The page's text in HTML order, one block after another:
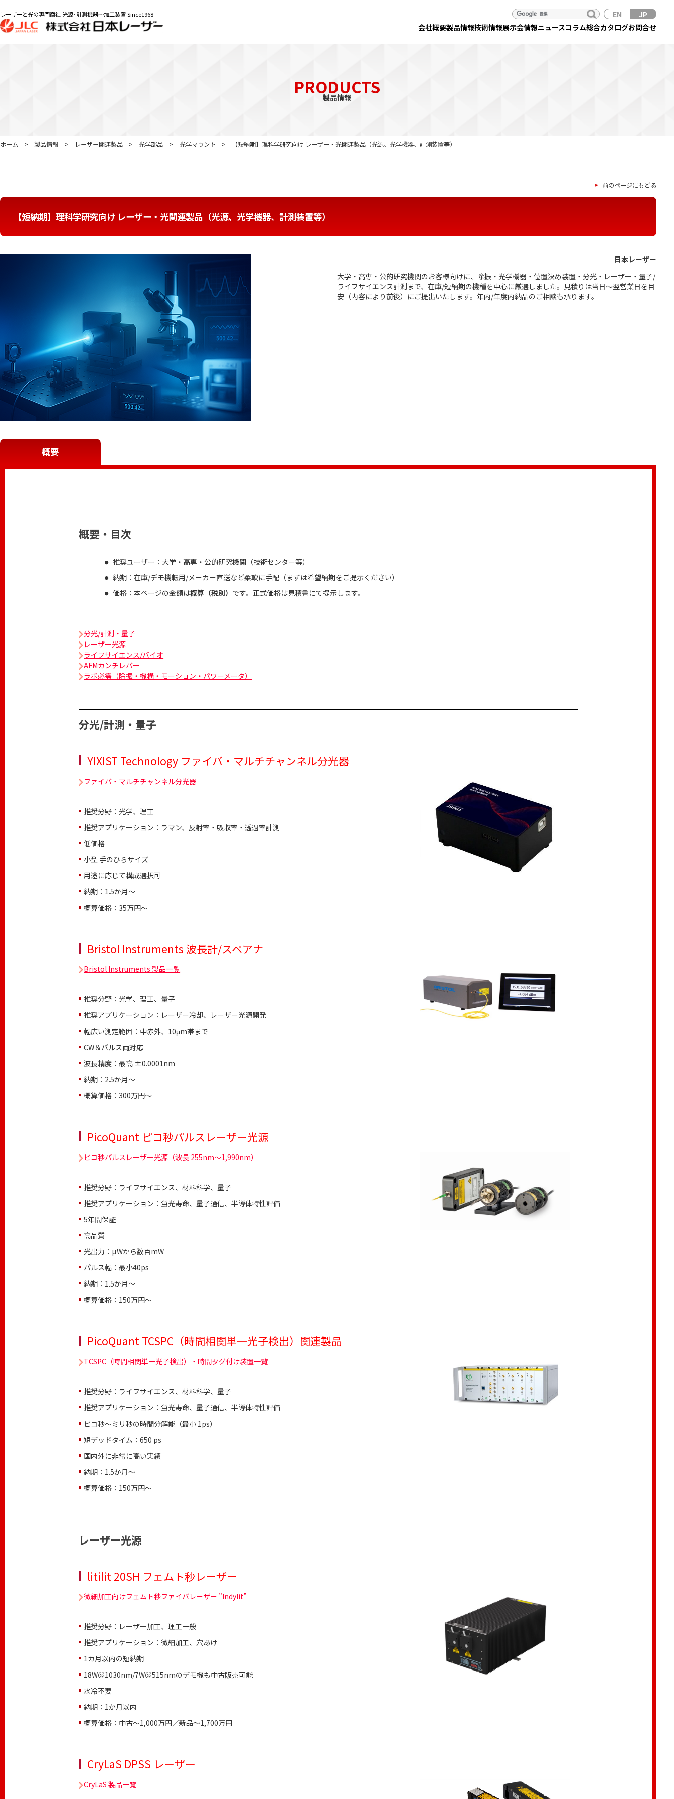
レーザーと光の専門商社 光源･計測機器～加工装置 Since1968
会社概要製品情報技術情報展示会情報ニュースコラム総合カタログお問合せ
EN JP
PRODUCTS
製品情報
ホーム 製品情報 レーザー関連製品 光学部品 光学マウント 【短納期】理科学研究向け レーザー・光関連製品（光源、光学機器、計測装置等）
前のページにもどる
【短納期】理科学研究向け レーザー・光関連製品（光源、光学機器、計測装置等）
日本レーザー
大学・高専・公的研究機関のお客様向けに、除振・光学機器・位置決め装置・分光・レーザー・量子/
ライフサイエンス計測まで、在庫/短納期の機種を中心に厳選しました。見積りは当日〜翌営業日を目
安（内容により前後）にご提出いたします。年内/年度内納品のご相談も承ります。
概要
概要・目次
推奨ユーザー：大学・高専・公的研究機関（技術センター等）
納期：在庫/デモ機転用/メーカー直送など柔軟に手配（まずは希望納期をご提示ください）
価格：本ページの金額は概算（税別） です。正式価格は見積書にて提示します。
分光/計測・量子
レーザー光源
ライフサイエンス/バイオ
AFMカンチレバー
ラボ必需（除振・機構・モーション・パワーメータ）
分光/計測・量子
YIXIST Technology ファイバ・マルチチャンネル分光器
ファイバ・マルチチャンネル分光器
推奨分野：光学、理工
推奨アプリケーション：ラマン、反射率・吸収率・透過率計測
低価格
小型 手のひらサイズ
用途に応じて構成選択可
納期：1.5か月～
概算価格：35万円〜
Bristol Instruments 波長計/スペアナ
Bristol Instruments 製品一覧
推奨分野：光学、理工、量子
推奨アプリケーション：レーザー冷却、レーザー光源開発
幅広い測定範囲：中赤外、10μm帯まで
CW＆パルス両対応
波長精度：最高 ±0.0001nm
納期：2.5か月～
概算価格：300万円〜
PicoQuant ピコ秒パルスレーザー光源
ピコ秒パルスレーザー光源（波長 255nm～1,990nm）
推奨分野：ライフサイエンス、材料科学、量子
推奨アプリケーション：蛍光寿命、量子通信、半導体特性評価
5年間保証
高品質
光出力：µWから数百mW
パルス幅：最小40ps
納期：1.5か月～
概算価格：150万円〜
PicoQuant TCSPC（時間相関単一光子検出）関連製品
TCSPC（時間相関単一光子検出）・時間タグ付け装置一覧
推奨分野：ライフサイエンス、材料科学、量子
推奨アプリケーション：蛍光寿命、量子通信、半導体特性評価
ピコ秒～ミリ秒の時間分解能（最小 1ps）
短デッドタイム：650 ps
国内外に非常に高い実績
納期：1.5か月～
概算価格：150万円〜
レーザー光源
litilit 20SH フェムト秒レーザー
微細加工向けフェムト秒ファイバレーザー ”Indylit”
推奨分野：レーザー加工、理工一般
推奨アプリケーション：微細加工、穴あけ
1カ月以内の短納期
18W＠1030nm/7W＠515nmのデモ機も中古販売可能
水冷不要
納期：1か月以内
概算価格：中古〜1,000万円／新品〜1,700万円
CryLaS DPSS レーザー
CryLaS 製品一覧